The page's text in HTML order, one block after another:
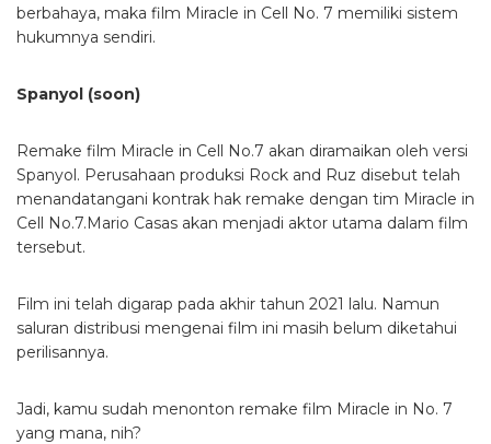
berbahaya, maka film Miracle in Cell No. 7 memiliki sistem
hukumnya sendiri.
Spanyol (soon)
Remake film Miracle in Cell No.7 akan diramaikan oleh versi
Spanyol. Perusahaan produksi Rock and Ruz disebut telah
menandatangani kontrak hak remake dengan tim Miracle in
Cell No.7.Mario Casas akan menjadi aktor utama dalam film
tersebut.
Film ini telah digarap pada akhir tahun 2021 lalu. Namun
saluran distribusi mengenai film ini masih belum diketahui
perilisannya.
Jadi, kamu sudah menonton remake film Miracle in No. 7
yang mana, nih?